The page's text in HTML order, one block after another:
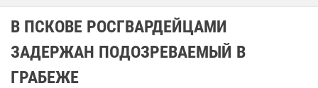
В ПСКОВЕ РОСГВАРДЕЙЦАМИ
ЗАДЕРЖАН ПОДОЗРЕВАЕМЫЙ В
ГРАБЕЖЕ